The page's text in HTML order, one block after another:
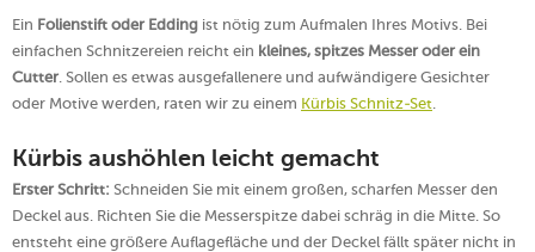
Ein Folienstift oder Edding ist nötig zum Aufmalen Ihres Motivs. Bei
einfachen Schnitzereien reicht ein kleines, spitzes Messer oder ein
Cutter . Sollen es etwas ausgefallenere und aufwändigere Gesichter
oder Motive werden, raten wir zu einem Kürbis Schnitz-Set
Kürbis aushöhlen leicht gemacht
Erster Schritt: Schneiden Sie mit einem großen, scharfen Messer den
Deckel aus. Richten Sie die Messerspitze dabei schräg in die Mitte. So
entsteht eine größere Auflagefläche und der Deckel fällt später nicht in